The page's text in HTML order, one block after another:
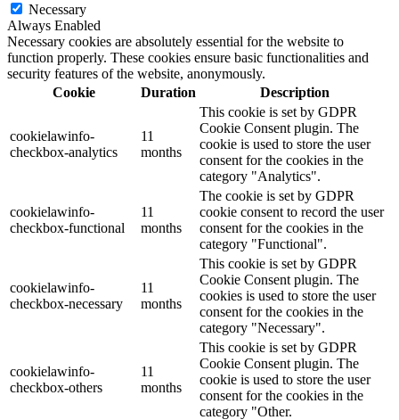
Necessary
Always Enabled
Necessary cookies are absolutely essential for the website to
function properly. These cookies ensure basic functionalities and
security features of the website, anonymously.
Cookie
Duration Description
cookielawinfo-
checkbox-analytics
11
months
This cookie is set by GDPR
Cookie Consent plugin. The
cookie is used to store the user
consent for the cookies in the
category "Analytics".
cookielawinfo-
checkbox-functional
11
months
The cookie is set by GDPR
cookie consent to record the user
consent for the cookies in the
category "Functional".
cookielawinfo-
checkbox-necessary
11
months
This cookie is set by GDPR
Cookie Consent plugin. The
cookies is used to store the user
consent for the cookies in the
category "Necessary".
cookielawinfo-
checkbox-others
11
months
This cookie is set by GDPR
Cookie Consent plugin. The
cookie is used to store the user
consent for the cookies in the
category "Other.